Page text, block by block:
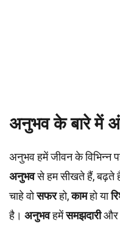
अनुभव के बारे में
अनुभव हमें जीवन के
अनुभवसे हम सीखते हैं,
चाहे वोसफरहो,कामहो या
है। अनुभवहमेंसमझदारीऔर